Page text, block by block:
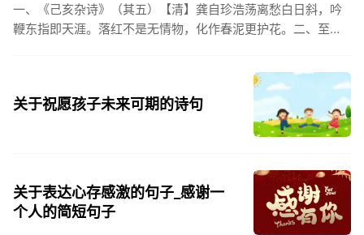
一、《己亥杂诗》（其五）【清】龚自珍浩荡离愁白日斜，吟
鞭东指即天涯。落红不是无情物，化作春泥更护花。二、至今
关于祝愿孩子未来可期的诗句
关于表达心存感激的句子_感谢一
个人的简短句子